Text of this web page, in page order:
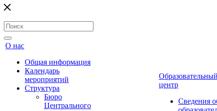
О нас
Общая информация
Календарь
мероприятий
Структура
Бюро
Центрального
центр
Сведения